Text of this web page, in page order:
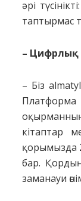
әрі
таптырмас
– Цифрлық
– Біз
Платформа
кітаптар
қорымызда
бар.
заманауи